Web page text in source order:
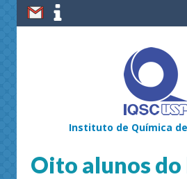
Instituto de Química
Oito alunos do